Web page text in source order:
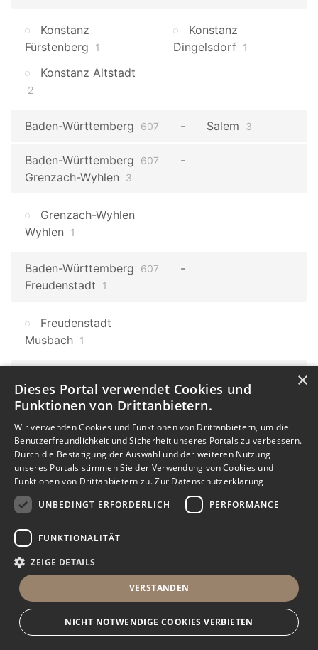
Konstanz
Fürstenberg
1
Konstanz
Dingelsdorf 1
Konstanz Altstadt
2
Baden-Württemberg 607 Salem 3
Baden-Württemberg 607
Grenzach-Wyhlen 3
Grenzach-Wyhlen
Wyhlen
1
Baden-Württemberg 607
Freudenstadt 1
Freudenstadt
Musbach 1
Laufenburg 9
Baden-Württemberg 607 Karlsruhe 7
Karlsruhe Oststadt
1
Donaueschingen
Baden-Württemberg
Baden-Württemberg 607
Mühlhausen 2
×
Dieses Portal verwendet Cookies und
Funktionen von Drittanbietern.
Wir verwenden Cookies und Funktionen von Drittanbietern, um die
Benutzerfreundlichkeit und Sicherheit unseres Portals zu verbessern.
Durch die Bestätigung der Auswahl und der weiteren Nutzung
unseres Portals stimmen Sie der Verwendung von Cookies und
Funktionen von Drittanbietern zu.Zur Datenschutzerklärung
UNBEDINGT ERFORDERLICH
PERFORMANCE
FUNKTIONALITÄT
ZEIGE DETAILS
VERSTANDEN
NICHT NOTWENDIGE COOKIES VERBIETEN